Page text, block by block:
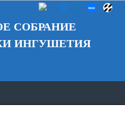
СОБРАНИЕ
ИНГУШЕТИЯ